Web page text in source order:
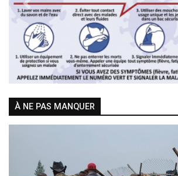
Previous
À NE PAS MANQUER